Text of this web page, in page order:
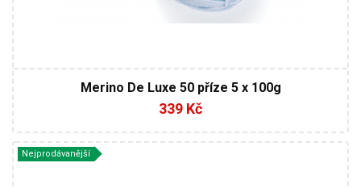
Merino De Luxe 50 příze 5 x 100g
339 Kč
Nejprodávanější